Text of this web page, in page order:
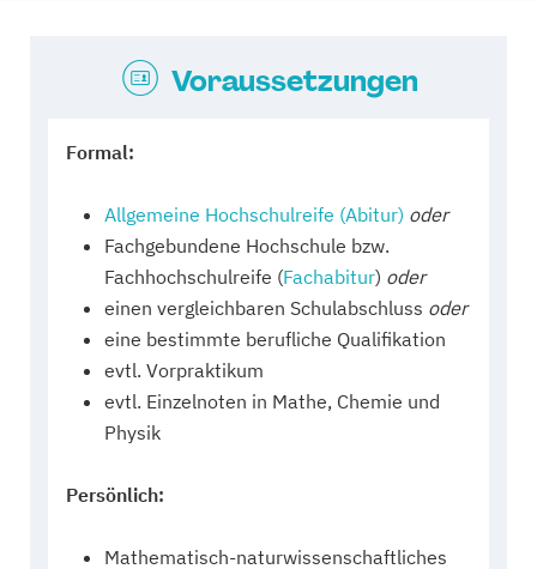
Voraussetzungen
Formal:
Allgemeine Hochschulreife (Abitur) oder
Fachgebundene Hochschule bzw.
Fachhochschulreife (Fachabitur) oder
einen vergleichbaren Schulabschluss oder
eine bestimmte berufliche Qualifikation
evtl. Vorpraktikum
evtl. Einzelnoten in Mathe, Chemie und
Physik
Persönlich:
Mathematisch-naturwissenschaftliches